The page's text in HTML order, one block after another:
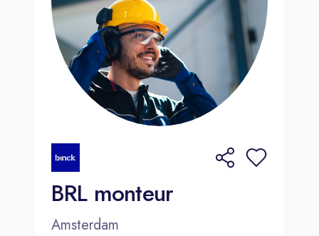
BRL monteur
Amsterdam